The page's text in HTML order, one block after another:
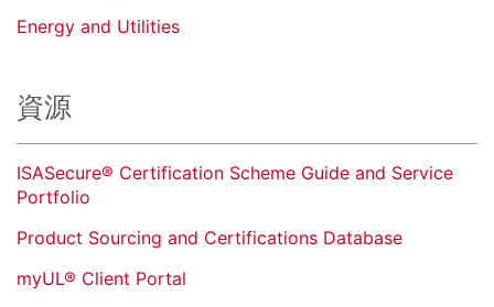
Energy and Utilities
資源
ISASecure® Certification Scheme Guide and Service
Portfolio
Product Sourcing and Certifications Database
myUL® Client Portal